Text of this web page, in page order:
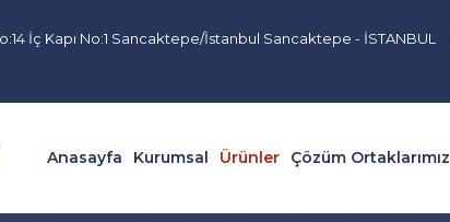
İç Kapı No:1 Sancaktepe/İstanbul Sancaktepe - İSTANBUL
Anasayfa Kurumsal Ürünler Çözüm Ortaklarımız